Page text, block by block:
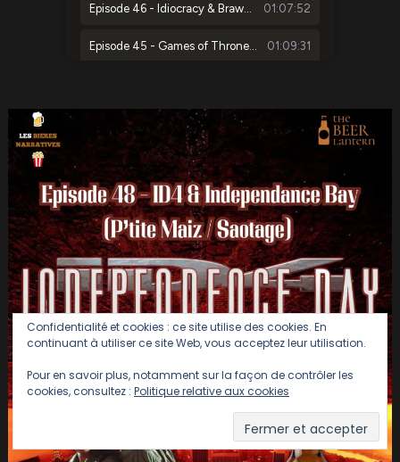
Confidentialité et cookies : ce site utilise des cookies. En
continuant à utiliser ce site Web, vous acceptez leur utilisation.
Pour en savoir plus, notamment sur la façon de contrôler les
cookies, consultez : Politique relative aux cookies